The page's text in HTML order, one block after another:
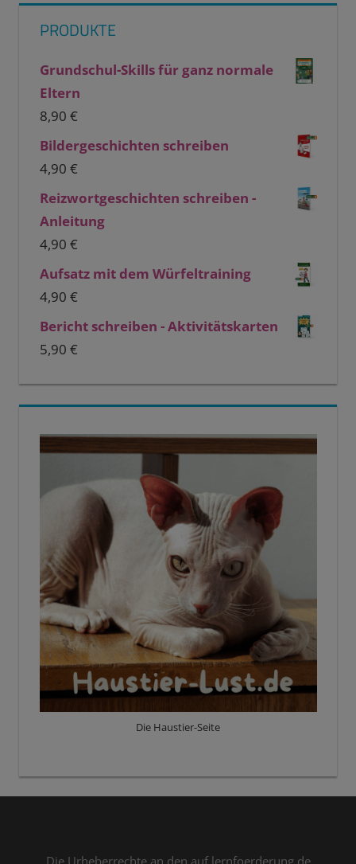
PRODUKTE
Grundschul-Skills für ganz normale
Eltern
8,90 €
Bildergeschichten schreiben
4,90 €
Reizwortgeschichten schreiben -
Anleitung
4,90 €
Aufsatz mit dem Würfeltraining
4,90 €
Bericht schreiben - Aktivitätskarten
5,90 €
Die Haustier-Seite
Die Urheberrechte an den auf lernfoerderung.de